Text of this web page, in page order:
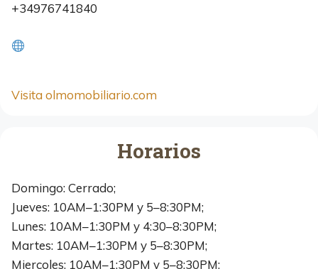
+34976741840
Visita olmomobiliario.com
Horarios
Domingo: Cerrado;
Jueves: 10AM–1:30PM y 5–8:30PM;
Lunes: 10AM–1:30PM y 4:30–8:30PM;
Martes: 10AM–1:30PM y 5–8:30PM;
Miercoles: 10AM–1:30PM y 5–8:30PM;